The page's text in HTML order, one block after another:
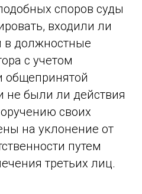
споров суды
входили ли
в должностные
с учетом
общепринятой
не были ли действия
своих
на уклонение от
путем
третьих лиц.